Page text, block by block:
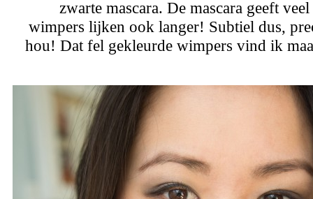
zwarte mascara. De mascara geeft
wimpers lijken ook langer! Subtiel dus,
hou! Dat fel gekleurde wimpers vind ik